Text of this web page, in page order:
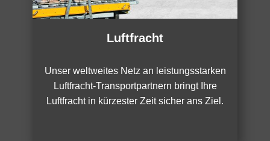
Luftfracht
Unser weltweites Netz an leistungsstarken
Luftfracht-Transportpartnern bringt Ihre
Luftfracht in kürzester Zeit sicher ans Ziel.